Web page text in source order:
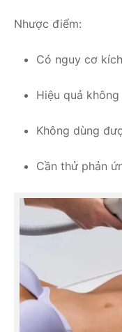
Nhược điểm:
Có nguy cơ
Hiệu quả
Không dùng
Cần thử phản